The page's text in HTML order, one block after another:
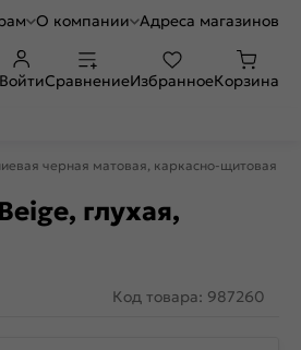
О компании Адреса магазинов
ВойтиСравнениеИзбранноеКорзина
черная матовая, каркасно-щитовая
глухая,
Код товара: 987260